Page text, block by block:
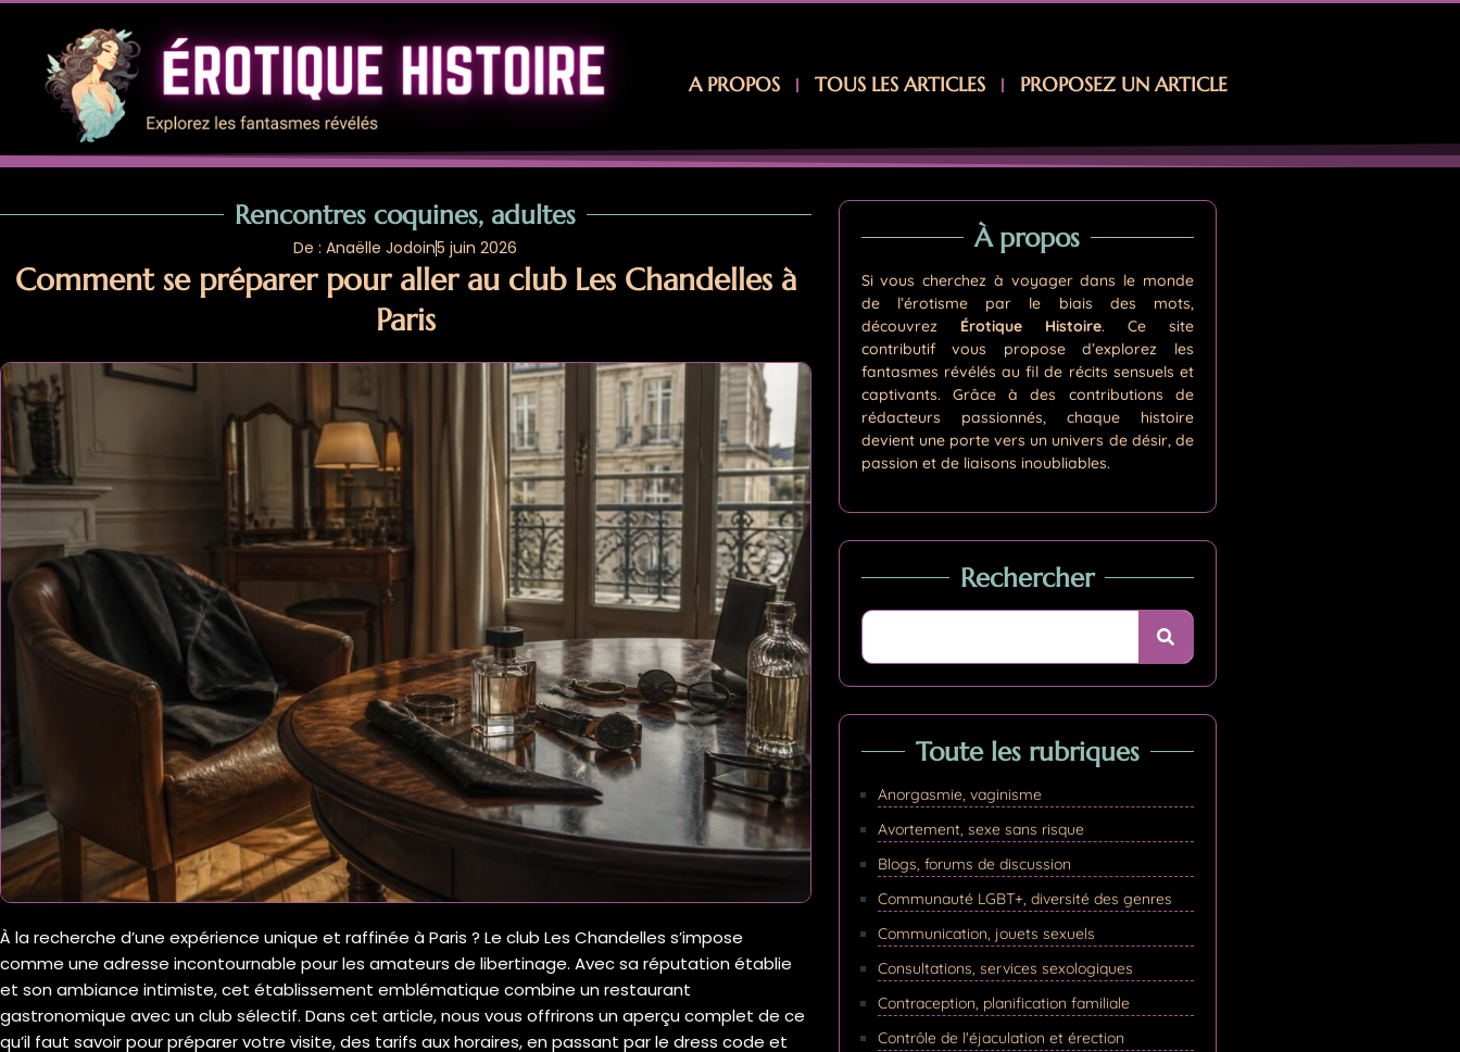
A PROPOS TOUS LES ARTICLES PROPOSEZ UN ARTICLE
Rencontres coquines, adultes
De : Anaëlle Jodoin5 juin 2026
Comment se préparer pour aller au club Les Chandelles à
Paris
À la recherche d’une expérience unique et raffinée à Paris ? Le club Les Chandelles s’impose
comme une adresse incontournable pour les amateurs de libertinage. Avec sa réputation établie
et son ambiance intimiste, cet établissement emblématique combine un restaurant
gastronomique avec un club sélectif. Dans cet article, nous vous offrirons un aperçu complet de ce
qu’il faut savoir pour préparer votre visite, des tarifs aux horaires, en passant par le dress code et
À propos
Si vous cherchez à voyager dans le monde
de l’érotisme par le biais des mots,
découvrez Érotique Histoire. Ce site
contributif vous propose d’explorez les
fantasmes révélés au fil de récits sensuels et
captivants. Grâce à des contributions de
rédacteurs passionnés, chaque histoire
devient une porte vers un univers de désir, de
passion et de liaisons inoubliables.
Rechercher
Toute les rubriques
Anorgasmie, vaginisme
Avortement, sexe sans risque
Blogs, forums de discussion
Communauté LGBT+, diversité des genres
Communication, jouets sexuels
Consultations, services sexologiques
Contraception, planification familiale
Contrôle de l'éjaculation et érection